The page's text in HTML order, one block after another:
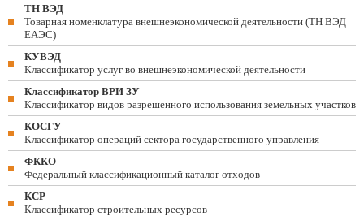
ТН ВЭД
Товарная номенклатура внешнеэкономической деятельности (ТН ВЭД
ЕАЭС)
КУВЭД
Классификатор услуг во внешнеэкономической деятельности
Классификатор ВРИ ЗУ
Классификатор видов разрешенного использования земельных участков
КОСГУ
Классификатор операций сектора государственного управления
ФККО
Федеральный классификационный каталог отходов
КСР
Классификатор строительных ресурсов